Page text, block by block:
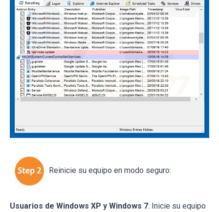
Reinicie su equipo en modo seguro:
Usuarios de Windows XP y Windows 7: Inicie su equipo